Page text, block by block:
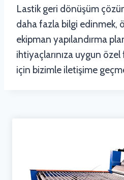
Lastik geri dönüşüm
daha fazla bilgi edinmek,
ekipman yapılandırma
ihtiyaçlarınıza uygun
için bizimle iletişime